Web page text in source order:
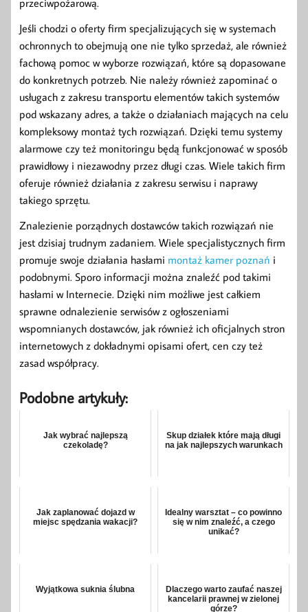
przeciwpożarową.
Jeśli chodzi o oferty firm specjalizujących się w systemach
ochronnych to obejmują one nie tylko sprzedaż, ale również
fachową pomoc w wyborze rozwiązań, które są dopasowane
do konkretnych potrzeb. Nie należy również zapominać o
usługach z zakresu transportu elementów takich systemów
pod wskazany adres, a także o działaniach mających na celu
kompleksowy montaż tych rozwiązań. Dzięki temu systemy
alarmowe czy też monitoringu będą funkcjonować w sposób
prawidłowy i niezawodny przez długi czas. Wiele takich firm
oferuje również działania z zakresu serwisu i naprawy
takiego sprzętu.
Znalezienie porządnych dostawców takich rozwiązań nie
jest dzisiaj trudnym zadaniem. Wiele specjalistycznych firm
promuje swoje działania hasłami montaż kamer poznań i
podobnymi. Sporo informacji można znaleźć pod takimi
hasłami w Internecie. Dzięki nim możliwe jest całkiem
sprawne odnalezienie serwisów z ogłoszeniami
wspomnianych dostawców, jak również ich oficjalnych stron
internetowych z dokładnymi opisami ofert, cen czy też
zasad współpracy.
Podobne artykuły:
Jak wybrać najlepszą
czekoladę?
Skup działek które mają długi
na jak najlepszych warunkach
Jak zaplanować dojazd w
miejsc spędzania wakacji?
Idealny warsztat – co powinno
się w nim znaleźć, a czego
unikać?
Wyjątkowa suknia ślubna
Dlaczego warto zaufać naszej
kancelarii prawnej w zielonej
górze?